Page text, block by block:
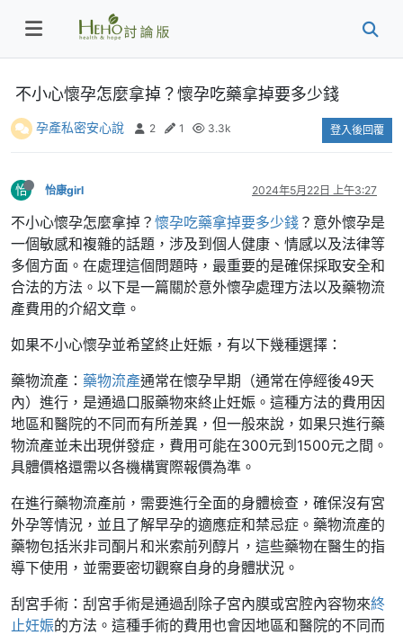
不小心懷孕怎麼拿掉？懷孕吃藥拿掉要多少錢
孕產私密安心說 2 1 3.3k 登入後回覆
怡 怡康girl 2024年5月22日 上午3:27
不小心懷孕怎麼拿掉？ 懷孕吃藥拿掉要多少錢 ？意外懷孕是
一個敏感和複雜的話題，涉及到個人健康、情感以及法律等
多個方面。在處理這個問題時，最重要的是確保採取安全和
合法的方法。以下是一篇關於意外懷孕處理方法以及藥物流
產費用的介紹文章。
如果不小心懷孕並希望終止妊娠，有以下幾種選擇：
藥物流產： 藥物流產通常在懷孕早期（通常在停經後49天
內）進行，是通過口服藥物來終止妊娠。這種方法的費用因
地區和醫院的不同而有所差異，但一般來說，如果只進行藥
物流產並未出現併發症，費用可能在300元到1500元之間。
具體價格還需以各機構實際報價為準。
在進行藥物流產前，需要進行全面的身體檢查，確保沒有宮
外孕等情況，並且了解早孕的適應症和禁忌症。藥物流產的
藥物包括米非司酮片和米索前列醇片，這些藥物在醫生的指
導下使用，並需要密切觀察自身的身體狀況。
刮宮手術：刮宮手術是通過刮除子宮內膜或宮腔內容物來終
止妊娠的方法。這種手術的費用也會因地區和醫院的不同而